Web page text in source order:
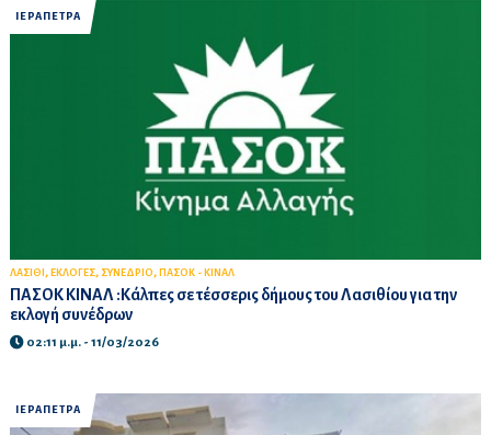
ΙΕΡΑΠΕΤΡΑ
ΛΑΣΙΘΙ , ΕΚΛΟΓΕΣ, ΣΥΝΕΔΡΙΟ, ΠΑΣΟΚ - ΚΙΝΑΛ
ΠΑΣΟΚ ΚΙΝΑΛ :Κάλπες σε τέσσερις δήμους του Λασιθίου για την
εκλογή συνέδρων
02:11 μ.μ. - 11/03/2026
ΙΕΡΑΠΕΤΡΑ